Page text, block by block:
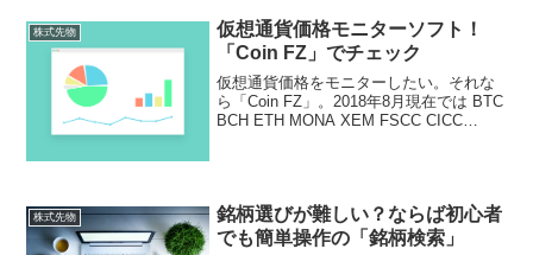
上に役立ちます。
株式先物
仮想通貨価格モニターソフト！
「Coin FZ」でチェック
仮想通貨価格をモニターしたい。それな
ら「Coin FZ」。2018年8月現在では BTC
BCH ETH MONA XEM FSCC CICC
株式先物
銘柄選びが難しい？ならば初心者
でも簡単操作の「銘柄検索」